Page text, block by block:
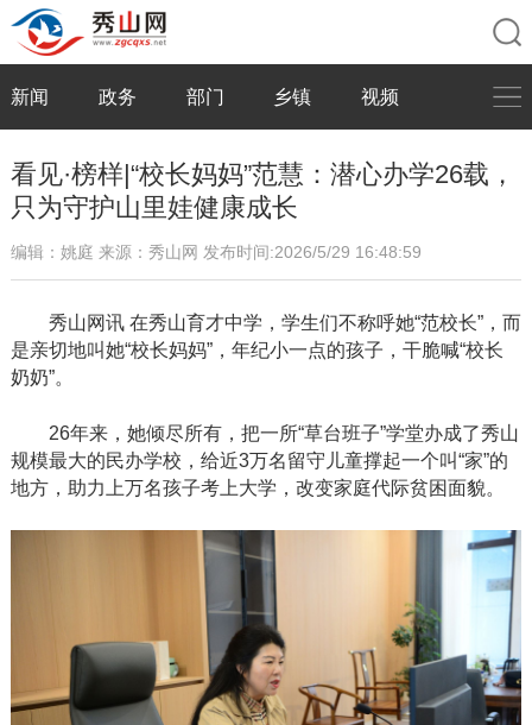
新闻 政务 部门 乡镇 视频
看见·榜样|“校长妈妈”范慧：潜心办学26载，
只为守护山里娃健康成长
编辑：姚庭 来源：秀山网 发布时间:2026/5/29 16:48:59
秀山网讯 在秀山育才中学，学生们不称呼她“范校长”，而
是亲切地叫她“校长妈妈”，年纪小一点的孩子，干脆喊“校长
奶奶”。
26年来，她倾尽所有，把一所“草台班子”学堂办成了秀山
规模最大的民办学校，给近3万名留守儿童撑起一个叫“家”的
地方，助力上万名孩子考上大学，改变家庭代际贫困面貌。